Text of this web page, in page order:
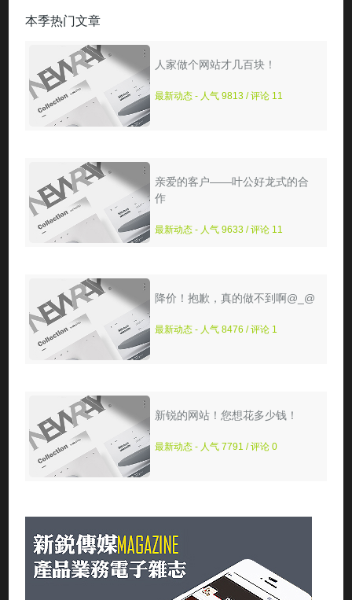
本季热门文章
人家做个网站才几百块！
最新动态 - 人气 9813 / 评论 11
亲爱的客户——叶公好龙式的合
作
最新动态 - 人气 9633 / 评论 11
降价！抱歉，真的做不到啊@_@
最新动态 - 人气 8476 / 评论 1
新锐的网站！您想花多少钱！
最新动态 - 人气 7791 / 评论 0